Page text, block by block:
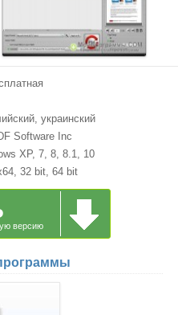
украинский
Software Inc
XP, 7, 8, 8.1, 10
32 bit, 64 bit
версию